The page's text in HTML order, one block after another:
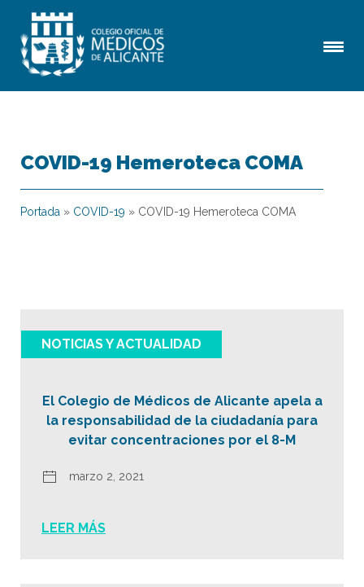
COVID-19 Hemeroteca COMA
Portada » COVID-19 » COVID-19 Hemeroteca COMA
NOTICIAS Y ACTUALIDAD
El Colegio de Médicos de Alicante apela a
la responsabilidad de la ciudadanía para
evitar concentraciones por el 8-M
marzo 2, 2021
LEER MÁS